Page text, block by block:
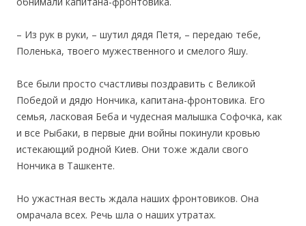
– Из рук в руки, – шутил дядя Петя, – передаю тебе,
Поленька, твоего мужественного и смелого Яшу.
Все были просто счастливы поздравить с Великой
Победой и дядю Нончика, капитана-фронтовика. Его
семья, ласковая Беба и чудесная малышка Софочка, как
и все Рыбаки, в первые дни войны покинули кровью
истекающий родной Киев. Они тоже ждали свого
Нончика в Ташкенте.
Но ужастная весть ждала наших фронтовиков. Она
омрачала всех. Речь шла о наших утратах.